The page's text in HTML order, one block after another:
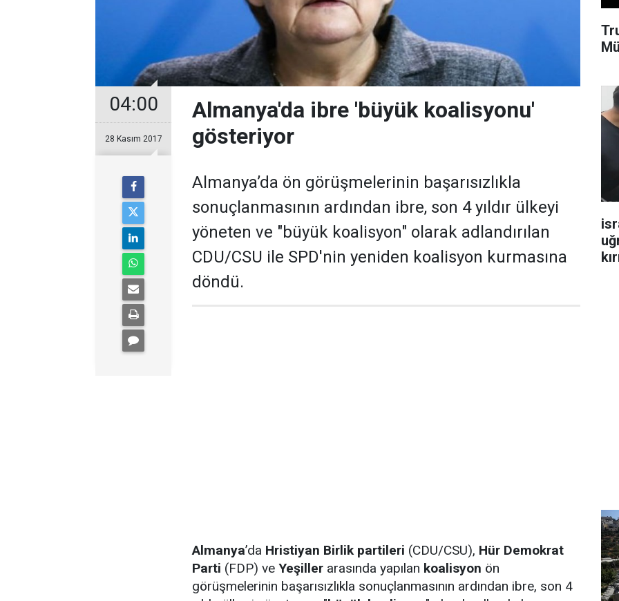
04:00
28 Kasım 2017
Almanya'da ibre 'büyük koalisyonu'
gösteriyor
Almanya’da ön görüşmelerinin başarısızlıkla
sonuçlanmasının ardından ibre, son 4 yıldır ülkeyi
yöneten ve "büyük koalisyon" olarak adlandırılan
CDU/CSU ile SPD'nin yeniden koalisyon kurmasına
döndü.
Almanya’da Hristiyan Birlik partileri (CDU/CSU), Hür Demokrat
Parti (FDP) ve Yeşiller arasında yapılan koalisyon ön
görüşmelerinin başarısızlıkla sonuçlanmasının ardından ibre, son 4